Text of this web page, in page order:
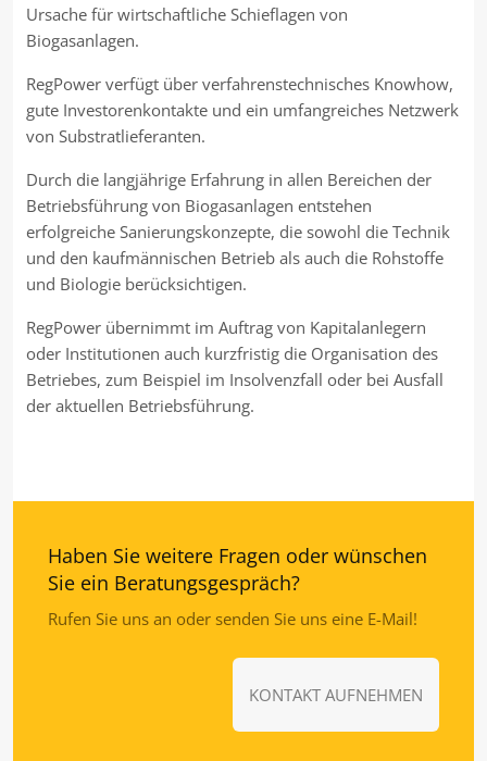
Ursache für wirtschaftliche Schieflagen von
Biogasanlagen.
RegPower verfügt über verfahrenstechnisches Knowhow,
gute Investorenkontakte und ein umfangreiches Netzwerk
von Substratlieferanten.
Durch die langjährige Erfahrung in allen Bereichen der
Betriebsführung von Biogasanlagen entstehen
erfolgreiche Sanierungskonzepte, die sowohl die Technik
und den kaufmännischen Betrieb als auch die Rohstoffe
und Biologie berücksichtigen.
RegPower übernimmt im Auftrag von Kapitalanlegern
oder Institutionen auch kurzfristig die Organisation des
Betriebes, zum Beispiel im Insolvenzfall oder bei Ausfall
der aktuellen Betriebsführung.
Haben Sie weitere Fragen oder wünschen
Sie ein Beratungsgespräch?
Rufen Sie uns an oder senden Sie uns eine E-Mail!
KONTAKT AUFNEHMEN